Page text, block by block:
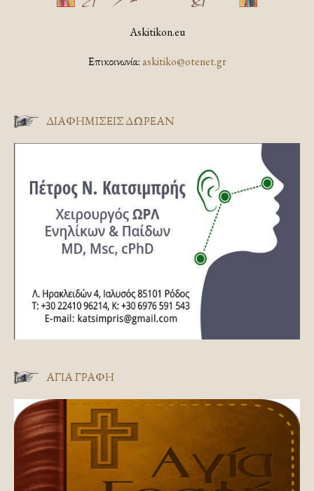
Askitikon.eu
Επικοινωνία:askitiko@otenet.gr
ΔΙΑΦΗΜΊΣΕΙΣ ΔΩΡΕΆΝ
ΑΓΊΑ ΓΡΑΦΉ